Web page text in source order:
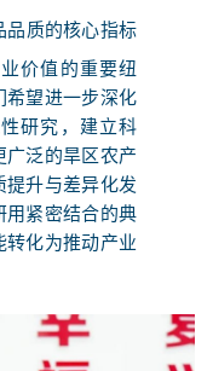
品质的核心指标
价值的重要纽
希望进一步深化
研究，建立科
泛的旱区农产
升与差异化发
用紧密结合的典
化为推动产业